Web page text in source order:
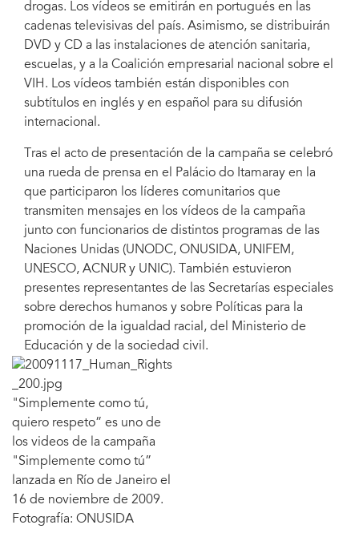
drogas. Los vídeos se emitirán en portugués en las
cadenas televisivas del país. Asimismo, se distribuirán
DVD y CD a las instalaciones de atención sanitaria,
escuelas, y a la Coalición empresarial nacional sobre el
VIH. Los vídeos también están disponibles con
subtítulos en inglés y en español para su difusión
internacional.
Tras el acto de presentación de la campaña se celebró
una rueda de prensa en el Palácio do Itamaray en la
que participaron los líderes comunitarios que
transmiten mensajes en los vídeos de la campaña
junto con funcionarios de distintos programas de las
Naciones Unidas (UNODC, ONUSIDA, UNIFEM,
UNESCO, ACNUR y UNIC). También estuvieron
presentes representantes de las Secretarías especiales
sobre derechos humanos y sobre Políticas para la
promoción de la igualdad racial, del Ministerio de
Educación y de la sociedad civil.
"Simplemente como tú,
quiero respeto” es uno de
los videos de la campaña
"Simplemente como tú”
lanzada en Río de Janeiro el
16 de noviembre de 2009.
Fotografía: ONUSIDA